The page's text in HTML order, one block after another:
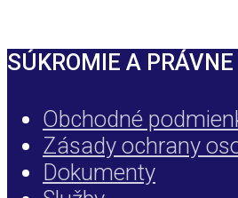
SÚKROMIE A
Obchodné
Zásady ochrany
Dokumenty